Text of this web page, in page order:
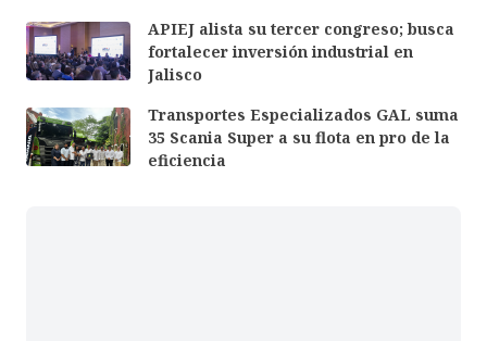
APIEJ alista su tercer congreso; busca
fortalecer inversión industrial en
Jalisco
Transportes Especializados GAL suma
35 Scania Super a su flota en pro de la
eficiencia